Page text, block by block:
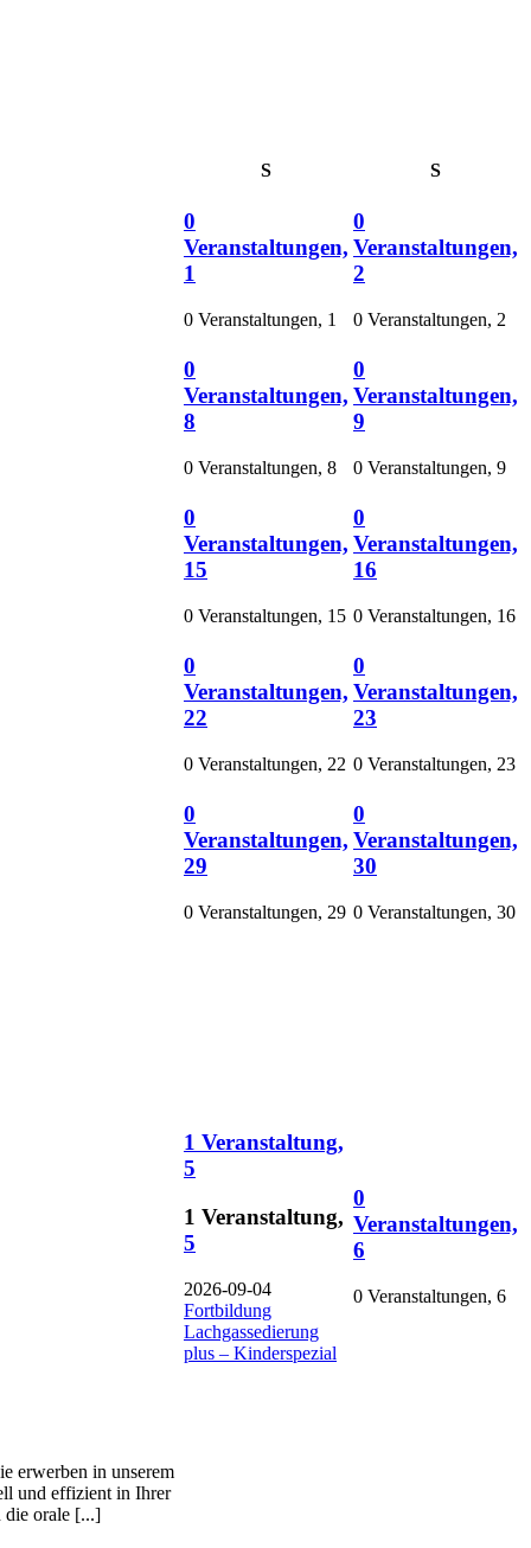
SSamstag SSonntag
0
Veranstaltungen,
1
0 Veranstaltungen, 1
0
Veranstaltungen,
2
0 Veranstaltungen, 2
0
Veranstaltungen,
8
0 Veranstaltungen, 8
0
Veranstaltungen,
9
0 Veranstaltungen, 9
0
Veranstaltungen,
15
0 Veranstaltungen, 15
0
Veranstaltungen,
16
0 Veranstaltungen, 16
0
Veranstaltungen,
22
0 Veranstaltungen, 22
0
Veranstaltungen,
23
0 Veranstaltungen, 23
0
Veranstaltungen,
29
0 Veranstaltungen, 29
0
Veranstaltungen,
30
0 Veranstaltungen, 30
erwerben in unserem
und effizient in Ihrer
die orale [...]
1 Veranstaltung,
5
1 Veranstaltung,
5
2026-09-04
Fortbildung
Lachgassedierung
plus – Kinderspezial
0
Veranstaltungen,
6
0 Veranstaltungen, 6